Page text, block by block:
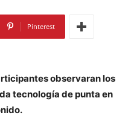
Pinterest
observaran los
tecnología de punta en